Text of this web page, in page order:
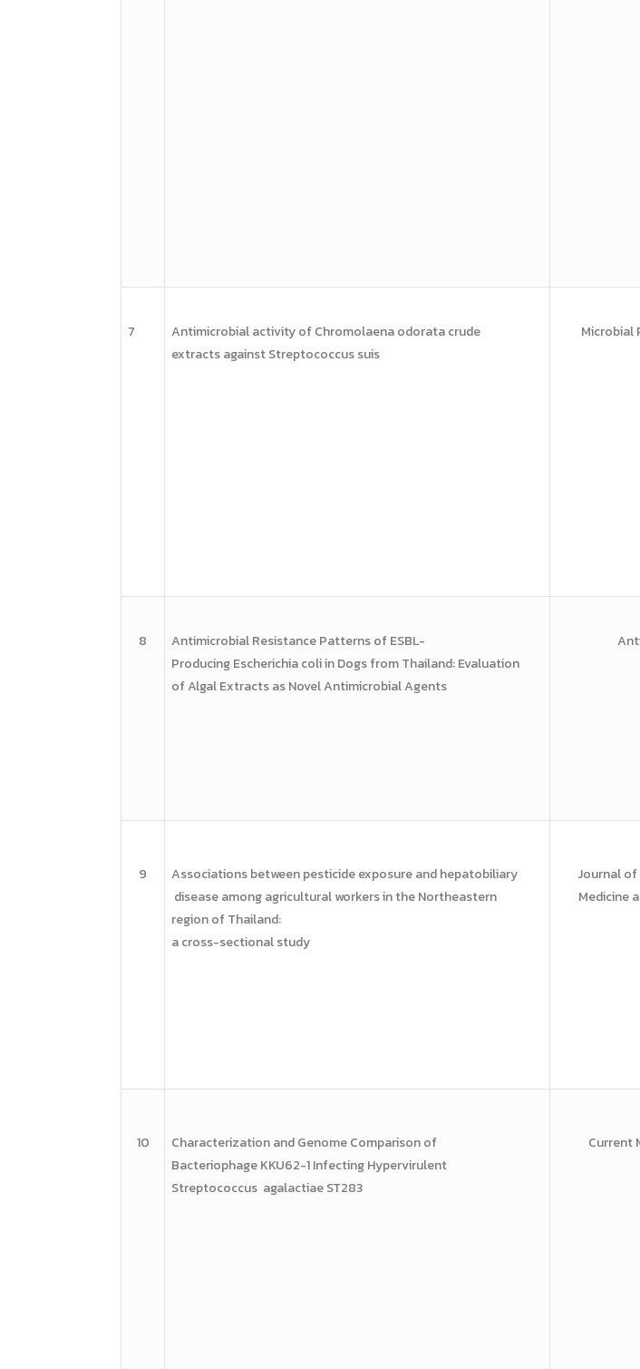
7 Antimicrobial activity ofChromolaena odorata crude
extracts againstStreptococcus suis
Microbial
8 Antimicrobial ResistancePatterns of ESBL-
ProducingEscherichia coli in Dogs fromThailand: Evaluation
of AlgalExtracts as NovelAntimicrobial Agents
9 Associations betweenpesticide exposure andhepatobiliary
diseaseamongagricultural workers in theNortheastern
region ofThailand:
a cross-sectionalstudy
Journal
Medicine
10 Characterization andGenome Comparison of
BacteriophageKKU62-1Infecting Hypervirulent
Streptococcus agalactiaeST283
Current